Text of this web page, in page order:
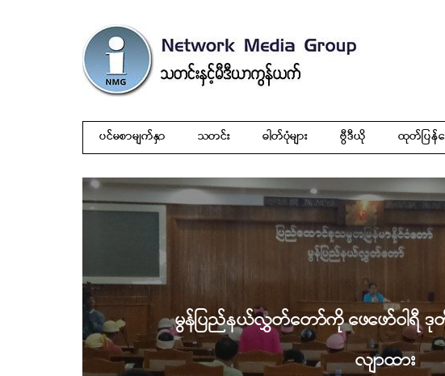
ပင်မစာမျက်နှာ သတင်း ဓါတ်ပုံများ ဗွီဒီယို ထုတ်ပြန်
မွန်ပြည်နယ်လွှတ်တော်ကို ဖေဖော်ဝါရီ
လျာထား